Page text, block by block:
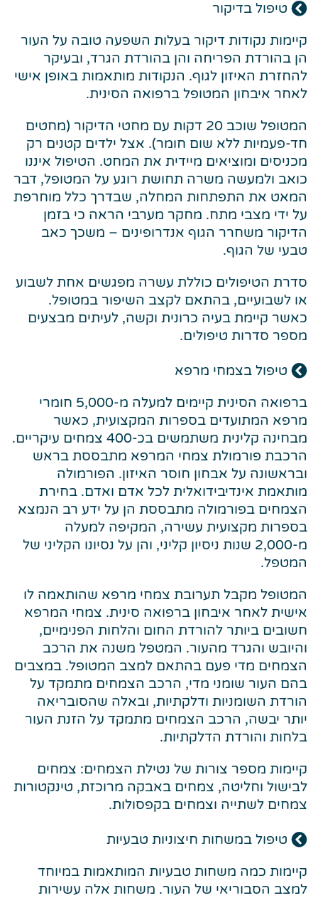
טיפול בדיקור
קיימות נקודות דיקור בעלות השפעה טובה על העור
הן בהורדת הפריחה והן בהורדת הגרד, ובעיקר
להחזרת האיזון לגוף. הנקודות מותאמות באופן אישי
לאחר איבחון המטופל ברפואה הסינית.
המטופל שוכב 20 דקות עם מחטי הדיקור (מחטים
חד-פעמיות ללא שום חומר). אצל ילדים קטנים רק
מכניסים ומוציאים מיידית את המחט. הטיפול איננו
כואב ולמעשה משרה תחושת רוגע על המטופל, דבר
המאט את התפתחות המחלה, שבדרך כלל מוחרפת
על ידי מצבי מתח. מחקר מערבי הראה כי בזמן
הדיקור משחרר הגוף אנדרופינים – משכך כאב
טבעי של הגוף.
סדרת הטיפולים כוללת עשרה מפגשים אחת לשבוע
או לשבועיים, בהתאם לקצב השיפור במטופל.
כאשר קיימת בעיה כרונית וקשה, לעיתים מבצעים
מספר סדרות טיפולים.
טיפול בצמחי מרפא
ברפואה הסינית קיימים למעלה מ-5,000 חומרי
מרפא המתועדים בספרות המקצועית, כאשר
מבחינה קלינית משתמשים בכ-400 צמחים עיקריים.
הרכבת פורמולת צמחי המרפא מתבססת בראש
ובראשונה על אבחון חוסר האיזון. הפורמולה
מותאמת אינדיבידואלית לכל אדם ואדם. בחירת
הצמחים בפורמולה מתבססת הן על ידע רב הנמצא
בספרות מקצועית עשירה, המקיפה למעלה
מ-2,000 שנות ניסיון קליני, והן על נסיונו הקליני של
המטפל.
המטופל מקבל תערובת צמחי מרפא שהותאמה לו
אישית לאחר איבחון ברפואה סינית. צמחי המרפא
חשובים ביותר להורדת החום והלחות הפנימיים,
והיובש והגרד מהעור. המטפל משנה את הרכב
הצמחים מדי פעם בהתאם למצב המטופל. במצבים
בהם העור שומני מדי, הרכב הצמחים מתמקד על
הורדת השומניות ודלקתיות, ובאלה שהסובריאה
יותר יבשה, הרכב הצמחים מתמקד על הזנת העור
בלחות והורדת הדלקתיות.
קיימות מספר צורות של נטילת הצמחים: צמחים
לבישול וחליטה, צמחים באבקה מרוכזת, טינקטורות
צמחים לשתייה וצמחים בקפסולות.
טיפול במשחות חיצוניות טבעיות
קיימות כמה משחות טבעיות המותאמות במיוחד
למצב הסבוריאי של העור. משחות אלה עשירות